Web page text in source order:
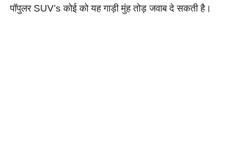
पॉपुलर SUV’s कोई को यह गाड़ी मुंह तोड़ जवाब दे सकती है।